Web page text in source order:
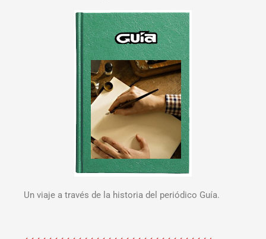
Un viaje a través de la historia del periódico Guía.